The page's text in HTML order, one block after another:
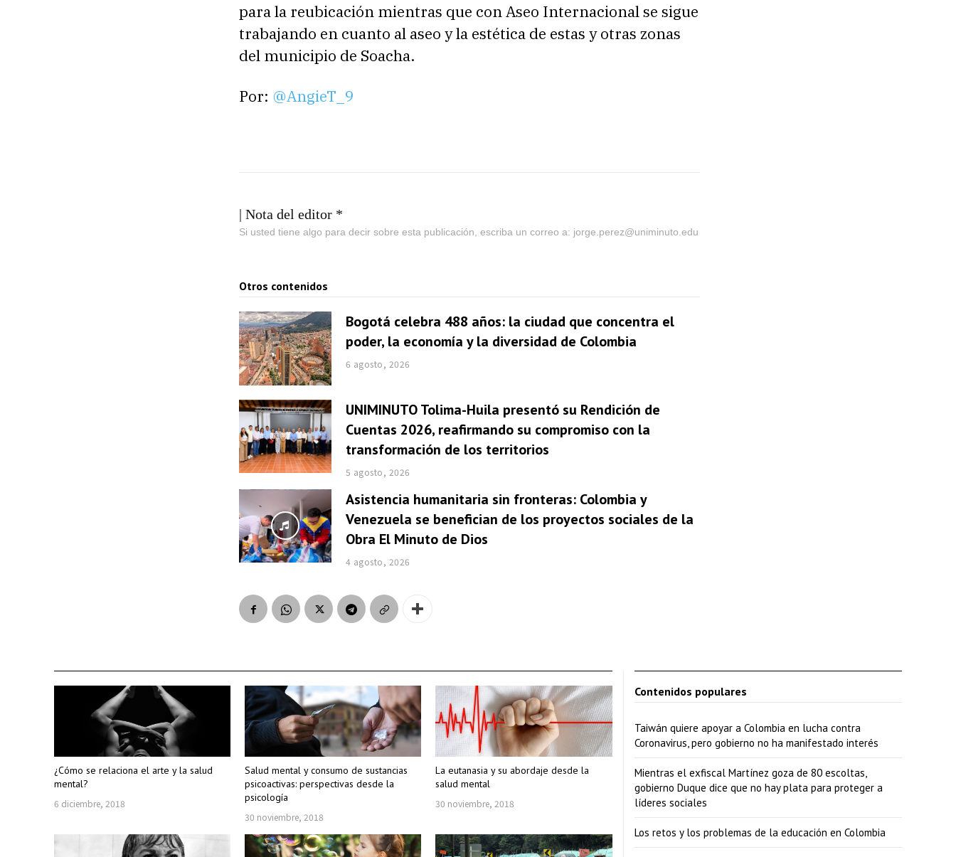
para la reubicación mientras que con Aseo Internacional se sigue
trabajando en cuanto al aseo y la estética de estas y otras zonas
del municipio de Soacha.
Por: @AngieT_9
| Nota del editor *
Si usted tiene algo para decir sobre esta publicación, escriba un correo a: jorge.perez@uniminuto.edu
Otros contenidos
Bogotá celebra 488 años: la ciudad que concentra el
poder, la economía y la diversidad de Colombia
6 agosto, 2026
UNIMINUTO Tolima-Huila presentó su Rendición de
Cuentas 2026, reafirmando su compromiso con la
transformación de los territorios
5 agosto, 2026
Asistencia humanitaria sin fronteras: Colombia y
Venezuela se benefician de los proyectos sociales de la
Obra El Minuto de Dios
4 agosto, 2026
¿Cómo se relaciona el arte y la salud
mental?
6 diciembre, 2018
Salud mental y consumo de sustancias
psicoactivas: perspectivas desde la
psicología
30 noviembre, 2018
La eutanasia y su abordaje desde la
salud mental
30 noviembre, 2018
Contenidos populares
Taiwán quiere apoyar a Colombia en lucha contra
Coronavirus, pero gobierno no ha manifestado interés
Mientras el exfiscal Martínez goza de 80 escoltas,
gobierno Duque dice que no hay plata para proteger a
líderes sociales
Los retos y los problemas de la educación en Colombia